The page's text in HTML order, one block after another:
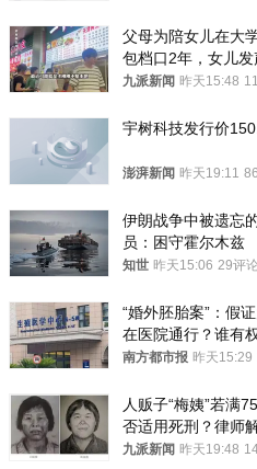
父母为陪女儿在大
包档口2年，女儿发
衷是为了陪伴，毕
九派新闻 昨天15:48
宇树科技发行价
澎湃新闻 昨天19:11
伊朗战争中被遗忘
员：困守霍尔木兹
知世 昨天15:06 29评论
“婚外胚胎案”：假
在医院通行？谁有
胎？
南方都市报 昨天15:29
人贩子“梅姨”若满
否适用死刑？律师
大概率不会被判处
九派新闻 昨天19:48